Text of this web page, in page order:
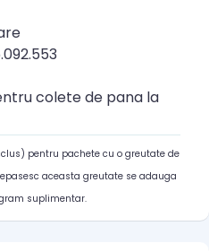
colete de pana la
pentru pachete cu o greutate de
aceasta greutate se adauga
suplimentar.